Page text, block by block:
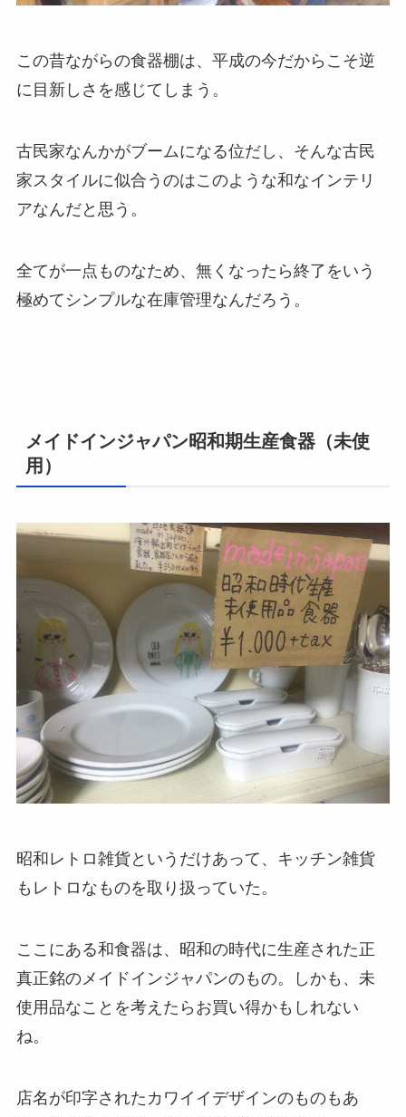
この昔ながらの食器棚は、平成の今だからこそ逆
に目新しさを感じてしまう。
古民家なんかがブームになる位だし、そんな古民
家スタイルに似合うのはこのような和なインテリ
アなんだと思う。
全てが一点ものなため、無くなったら終了をいう
極めてシンプルな在庫管理なんだろう。
メイドインジャパン昭和期生産食器（未使
用）
昭和レトロ雑貨というだけあって、キッチン雑貨
もレトロなものを取り扱っていた。
ここにある和食器は、昭和の時代に生産された正
真正銘のメイドインジャパンのもの。しかも、未
使用品なことを考えたらお買い得かもしれない
ね。
店名が印字されたカワイイデザインのものもあ